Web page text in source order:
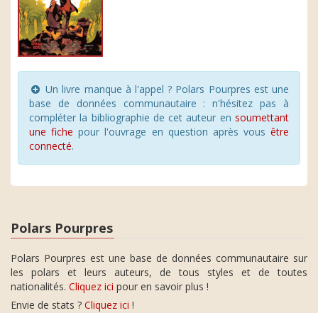
Un livre manque à l'appel ? Polars Pourpres est une
base de données communautaire : n'hésitez pas à
compléter la bibliographie de cet auteur en soumettant
une fiche pour l'ouvrage en question après vous être
connecté.
Polars Pourpres
Polars Pourpres est une base de données communautaire sur
les polars et leurs auteurs, de tous styles et de toutes
nationalités. Cliquez ici pour en savoir plus !
Envie de stats ? Cliquez ici !